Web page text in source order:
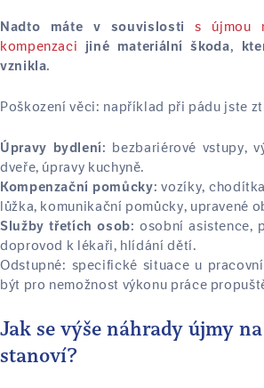
Nadto máte v souvislosti
s újmou
kompenzaci jiné materiální škoda,
vznikla.
Poškození věci: například při pádu jste
Úpravy bydlení: bezbariérové vstupy,
dveře, úpravy kuchyně.
Kompenzační pomůcky: vozíky,
lůžka, komunikační pomůcky, upravené
Služby třetích osob: osobní asistence,
doprovod k lékaři, hlídání dětí.
Odstupné: specifické situace u
být pro nemožnost výkonu práce
Jak se výše náhrady újmy
stanoví?